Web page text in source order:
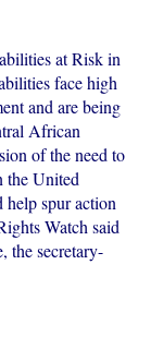
at Risk in
face high
and are being
African
of the need to
the United
help spur action
Watch said
the secretary-